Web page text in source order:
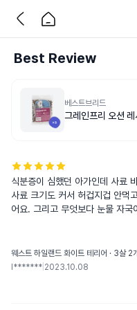
Best Review
베스트브리드
그레인프리 오션
식분증이 심했던 아가인데 사료
사료 크기도 커서 허겁지겁 안먹
어요. 그리고 무엇보다 눈물 자국
웨스트 하일랜드 화이트 테리어 · 3살 2
l******* 2023.10.08